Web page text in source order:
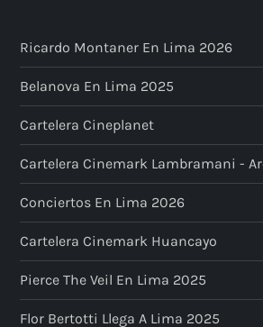
Ricardo Montaner En Lima 2026
Belanova En Lima 2025
Cartelera Cineplanet
Cartelera Cinemark Lambramani -
Conciertos En Lima 2026
Cartelera Cinemark Huancayo
Pierce The Veil En Lima 2025
Flor Bertotti Llega A Lima 2025